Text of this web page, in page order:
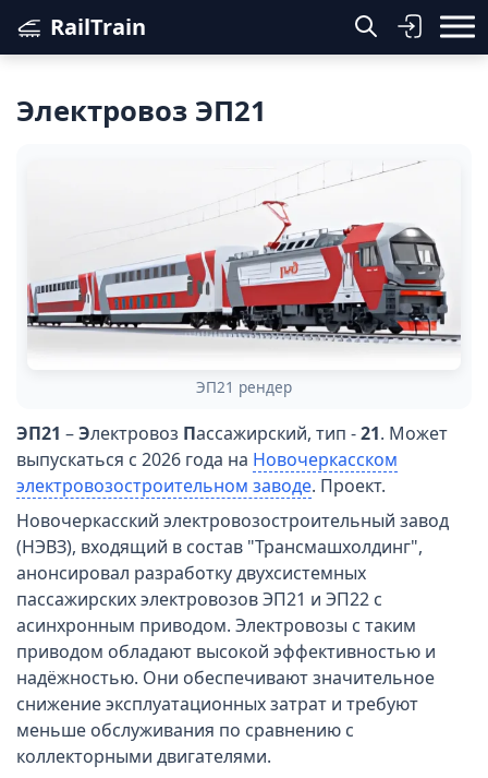
RailTrain
Электровоз ЭП21
ЭП21 рендер
ЭП21 –Электровоз Пассажирский, тип -21. Может
выпускаться с 2026 года на Новочеркасском
электровозостроительном заводе. Проект.
Новочеркасский электровозостроительный завод
(НЭВЗ), входящий в состав "Трансмашхолдинг",
анонсировал разработку двухсистемных
пассажирских электровозов ЭП21 и ЭП22 с
асинхронным приводом. Электровозы с таким
приводом обладают высокой эффективностью и
надёжностью. Они обеспечивают значительное
снижение эксплуатационных затрат и требуют
меньше обслуживания по сравнению с
коллекторными двигателями.